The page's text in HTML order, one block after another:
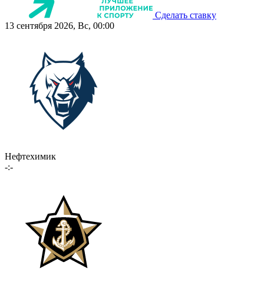
Сделать ставку
13 сентября 2026, Вс, 00:00
Нефтехимик
-:-